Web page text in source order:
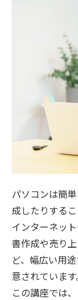
パソコンは簡
成したりするこ
インターネッ
書作成や売り
ど、幅広い用
意されています
この講座では